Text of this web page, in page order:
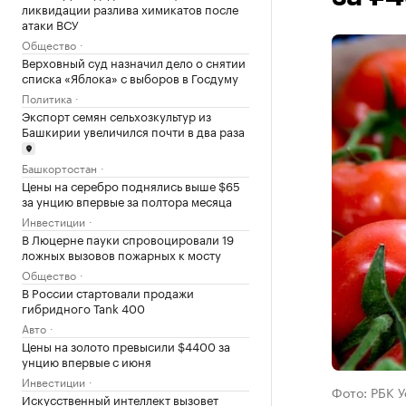
ликвидации разлива химикатов после
атаки ВСУ
Общество
Верховный суд назначил дело о снятии
списка «Яблока» с выборов в Госдуму
Политика
Экспорт семян сельхозкультур из
Башкирии увеличился почти в два раза
Башкортостан
Цены на серебро поднялись выше $65
за унцию впервые за полтора месяца
Инвестиции
В Люцерне пауки спровоцировали 19
ложных вызовов пожарных к мосту
Общество
В России стартовали продажи
гибридного Tank 400
Авто
Цены на золото превысили $4400 за
унцию впервые с июня
Инвестиции
Искусственный интеллект вызовет
Фото: РБК